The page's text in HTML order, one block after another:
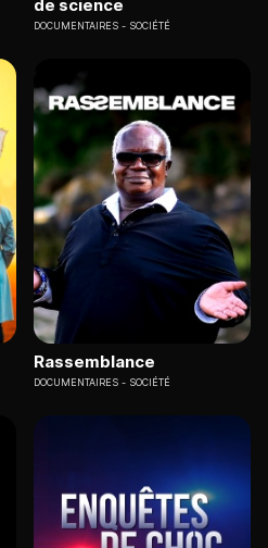
de science
DOCUMENTAIRES SOCIÉTÉ
Rassemblance
DOCUMENTAIRES SOCIÉTÉ